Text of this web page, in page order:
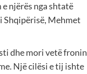
njërës nga shtatë
Shqipërisë, Mehmet
dhe mori vetë fronin
Një cilësi e tij ishte